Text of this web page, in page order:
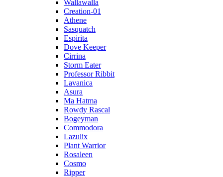
Wallawalla
Creation-01
Athene
Sasquatch
Espirita
Dove Keeper
Cirrina
Storm Eater
Professor Ribbit
Lavanica
Asura
Ma Hatma
Rowdy Rascal
Bogeyman
Commodora
Lazulix
Plant Warrior
Rosaleen
Cosmo
Ripper